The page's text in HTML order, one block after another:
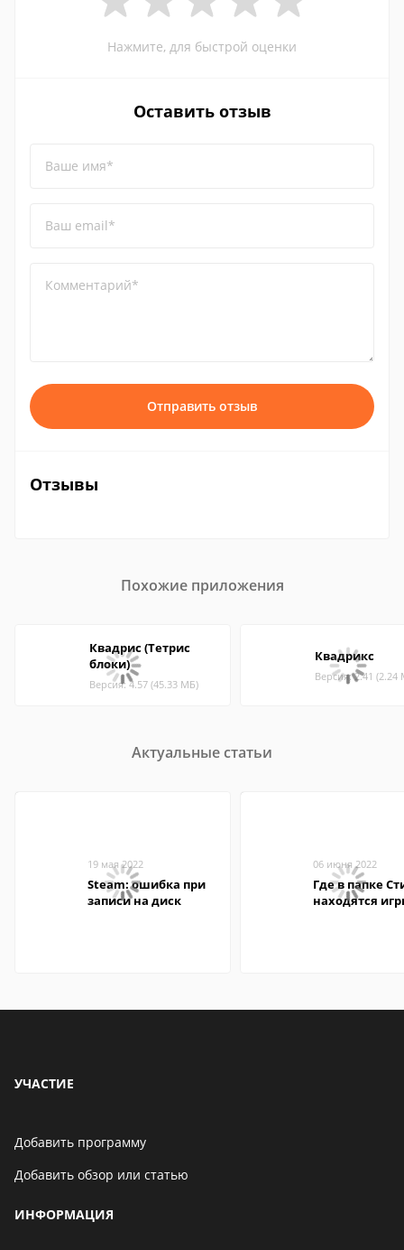
Нажмите, для быстрой оценки
Оставить отзыв
Ваше имя*
Ваш email*
Комментарий*
Отправить отзыв
Отзывы
Похожие приложения
Квадрис (Тетрис
блоки)
Версия: 4.57 (45.33 МБ)
Квадрикс
Версия: 2.41 (2.24
Актуальные статьи
19 мая 2022
Steam: ошибка при
записи на диск
06 июня 2022
Где в папке
находятся
УЧАСТИЕ
Добавить программу
Добавить обзор или статью
ИНФОРМАЦИЯ